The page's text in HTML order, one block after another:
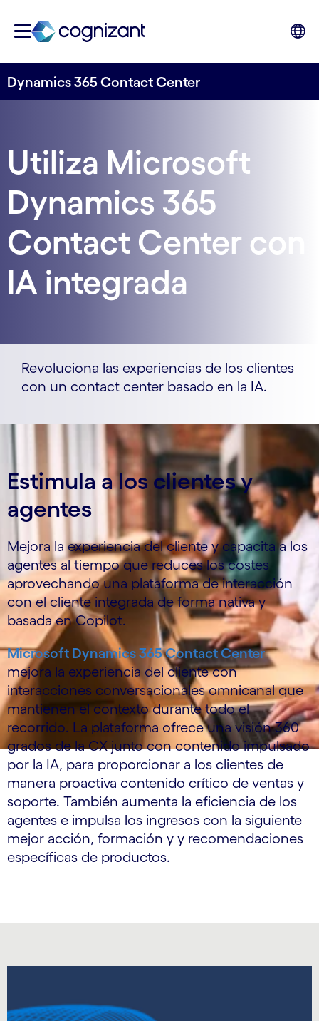
Dynamics 365 Contact Center
Utiliza Microsoft
Dynamics 365
Contact Center con
IA integrada
Revoluciona las experiencias de los clientes
con un contact center basado en la IA.
Estimula a los clientes y
agentes
Mejora la experiencia del cliente y capacita a los
agentes al tiempo que reduces los costes
aprovechando una plataforma de interacción
con el cliente integrada de forma nativa y
basada en Copilot.
Microsoft Dynamics 365 Contact Center
mejora la experiencia del cliente con
interacciones conversacionales omnicanal que
mantienen el contexto durante todo el
recorrido. La plataforma ofrece una visión 360
grados de la CX junto con contenido impulsado
por la IA, para proporcionar a los clientes de
manera proactiva contenido crítico de ventas y
soporte. También aumenta la eficiencia de los
agentes e impulsa los ingresos con la siguiente
mejor acción, formación y y recomendaciones
específicas de productos.